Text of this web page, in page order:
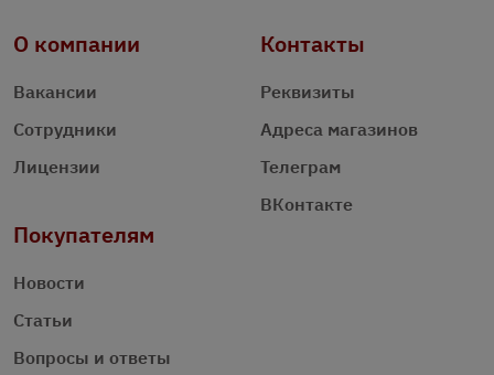
О компании
Вакансии
Сотрудники
Лицензии
Контакты
Реквизиты
Адреса магазинов
Телеграм
ВКонтакте
Покупателям
Новости
Статьи
Вопросы и ответы